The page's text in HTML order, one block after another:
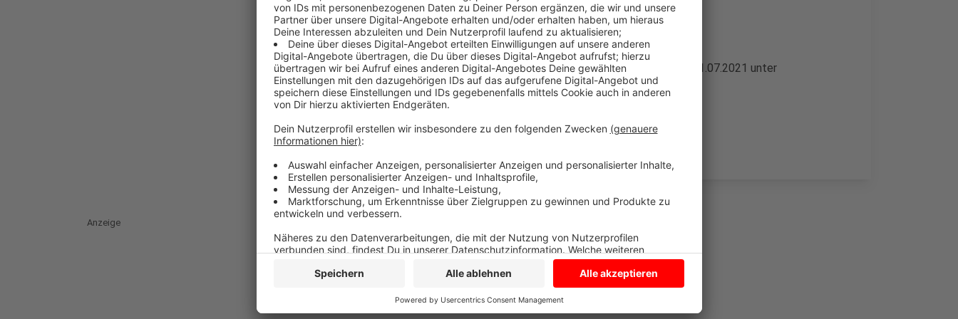
Anzeige
Künstler die sich noch beteiligen möchten, können sich bis zum 31.07.2021 unter
stadtmarketing@coesfeld.de oder 02541-9391017 anmelden.
Anzeige